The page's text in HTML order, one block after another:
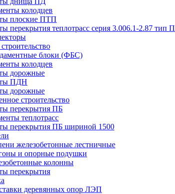
колодцев
плоские ПТП
перекрытия теплотрасс серия 3.006.1-2.87 тип П
блоки (ФБС)
колодцев
дорожные
ПДН
дорожные
строительство
перекрытия ПБ
теплотрасс
перекрытия ПБ шириной 1500
железобетонные лестничные
и опорные подушки
колонны
перекрытия
деревянных опор ЛЭП